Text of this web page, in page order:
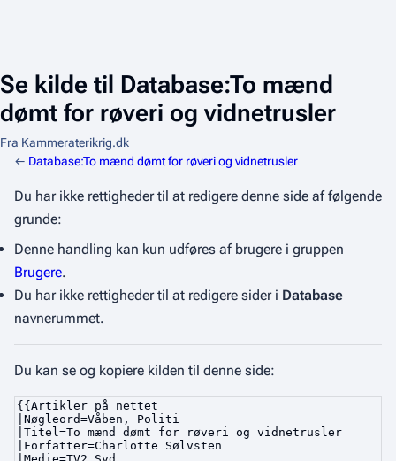
Se kilde til Database:To mænd
dømt for røveri og vidnetrusler
Fra Kammeraterikrig.dk
← Database:To mænd dømt for røveri og vidnetrusler
Du har ikke rettigheder til at redigere denne side af følgende
grunde:
Denne handling kan kun udføres af brugere i gruppen
Brugere.
Du har ikke rettigheder til at redigere sider i Database
navnerummet.
Du kan se og kopiere kilden til denne side: